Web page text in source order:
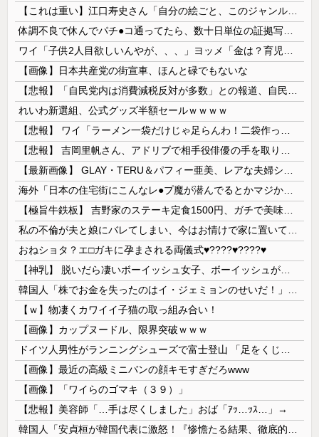
【画像】日本共産党の街宣車、ほんと碌でもないな
れいわ新選組、公式グッズ半額セールｗｗｗｗ
おねショタ？エ□ガキに孕まされる両儀式♥️????♥️????♥️
【ｗ】物凄くカワイイ子猫の取っ組み合い！
【画像】カップヌードル、限界突破ｗｗｗ
【画像】最近の高級ミニバンの顔キモすぎだろwww
【画像】「ワイらのゴマキ（３９）」
【悲報】美容師「…手は尽くしました」おば「ｱｯ…ｯｽ…」→